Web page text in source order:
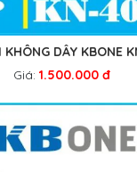
KHÔNG DÂY KBONE
Giá: 1.500.000 đ